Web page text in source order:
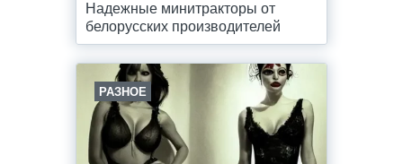
Надежные минитракторы от
белорусских производителей
РАЗНОЕ